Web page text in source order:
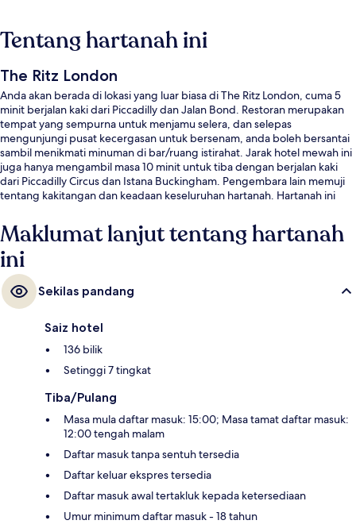
Tentang hartanah ini
The Ritz London
Anda akan berada di lokasi yang luar biasa di The Ritz London, cuma 5
minit berjalan kaki dari Piccadilly dan Jalan Bond. Restoran merupakan
tempat yang sempurna untuk menjamu selera, dan selepas
mengunjungi pusat kecergasan untuk bersenam, anda boleh bersantai
sambil menikmati minuman di bar/ruang istirahat. Jarak hotel mewah ini
juga hanya mengambil masa 10 minit untuk tiba dengan berjalan kaki
dari Piccadilly Circus dan Istana Buckingham. Pengembara lain memuji
tentang kakitangan dan keadaan keseluruhan hartanah. Hartanah ini
Tanah Green Park hanya beberapa langkah dan Stesen Bawah Tanah
Piccadilly Circus ialah 7 minit.
Maklumat lanjut tentang hartanah
ini
Sekilas pandang
Saiz hotel
136 bilik
Setinggi 7 tingkat
Tiba/Pulang
Masa mula daftar masuk: 15:00; Masa tamat daftar masuk:
12:00 tengah malam
Daftar masuk tanpa sentuh tersedia
Daftar keluar ekspres tersedia
Daftar masuk awal tertakluk kepada ketersediaan
Umur minimum daftar masuk - 18 tahun